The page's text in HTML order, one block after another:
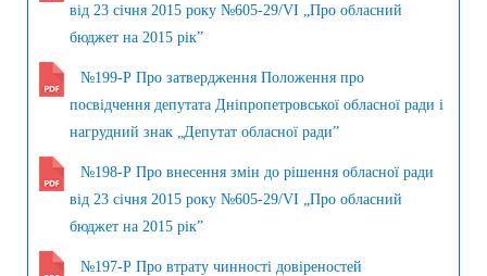
від 23 січня 2015 року №605-29/VI „Про обласний
бюджет на 2015 рік”
№199-Р Про затвердження Положення про
посвідчення депутата Дніпропетровської обласної ради і
нагрудний знак „Депутат обласної ради”
№198-Р Про внесення змін до рішення обласної ради
від 23 січня 2015 року №605-29/VI „Про обласний
бюджет на 2015 рік”
№197-Р Про втрату чинності довіреностей